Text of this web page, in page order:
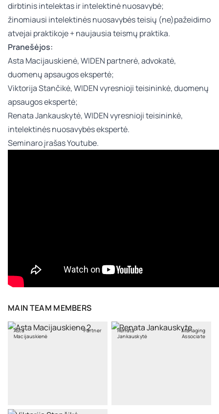
dirbtinis intelektas ir intelektinė nuosavybė;
žinomiausi intelektinės nuosavybės teisių (ne)pažeidimo
atvejai praktikoje + naujausia teismų praktika.
Pranešėjos:
Asta Macijauskienė, WIDEN partnerė, advokatė,
duomenų apsaugos ekspertė;
Viktorija Stančikė, WIDEN vyresnioji teisininkė, duomenų
apsaugos ekspertė;
Renata Jankauskytė, WIDEN vyresnioji teisininkė,
intelektinės nuosavybės ekspertė.
Seminaro įrašas Youtube.
MAIN TEAM MEMBERS
Asta
Macijauskienė
Partner
Renata
Jankauskytė
Managing
Associate